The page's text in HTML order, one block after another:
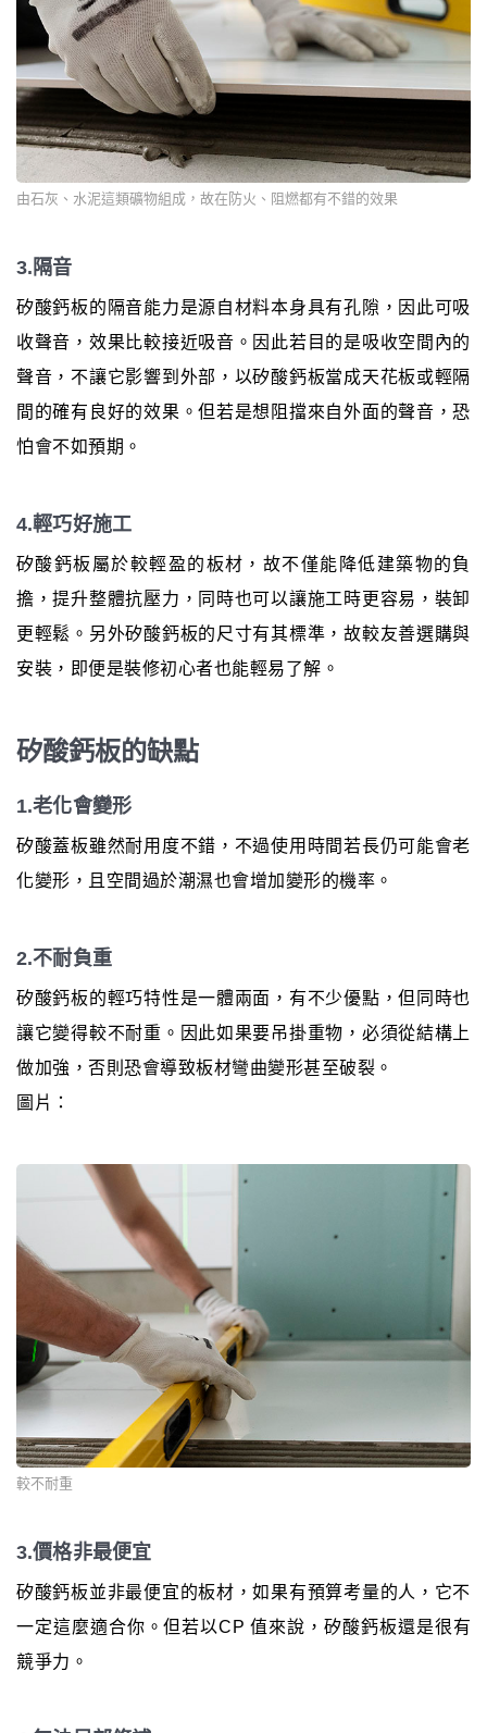
由石灰、水泥這類礦物組成，故在防火、阻燃都有不錯的效果
3.隔音
矽酸鈣板的隔音能力是源自材料本身具有孔隙，因此可吸
收聲音，效果比較接近吸音。因此若目的是吸收空間內的
聲音，不讓它影響到外部，以矽酸鈣板當成天花板或輕隔
間的確有良好的效果。但若是想阻擋來自外面的聲音，恐
怕會不如預期。
4.輕巧好施工
矽酸鈣板屬於較輕盈的板材，故不僅能降低建築物的負
擔，提升整體抗壓力，同時也可以讓施工時更容易，裝卸
更輕鬆。另外矽酸鈣板的尺寸有其標準，故較友善選購與
安裝，即便是裝修初心者也能輕易了解。
矽酸鈣板的缺點
1.老化會變形
矽酸蓋板雖然耐用度不錯，不過使用時間若長仍可能會老
化變形，且空間過於潮濕也會增加變形的機率。
2.不耐負重
矽酸鈣板的輕巧特性是一體兩面，有不少優點，但同時也
讓它變得較不耐重。因此如果要吊掛重物，必須從結構上
做加強，否則恐會導致板材彎曲變形甚至破裂。
圖片：
較不耐重
3.價格非最便宜
矽酸鈣板並非最便宜的板材，如果有預算考量的人，它不
一定這麼適合你。但若以CP 值來說，矽酸鈣板還是很有
競爭力。